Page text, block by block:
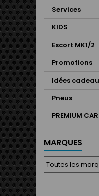
Services
KIDS
Escort MK1/2
Promotions
Idées
Pneus
PREMIUM
MARQUES